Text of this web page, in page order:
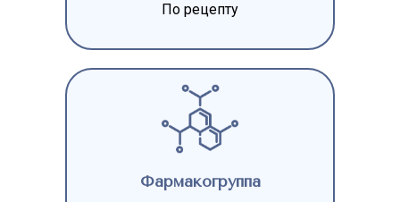
По рецепту
Фармакогруппа